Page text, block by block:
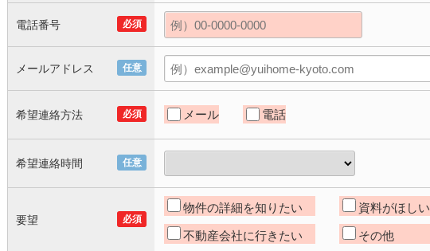
必須
電話番号
任意
メールアドレス
必須
希望連絡方法 メール 電話
任意
希望連絡時間
必須
要望
物件の詳細を知りたい 資料がほしい
不動産会社に行きたい その他